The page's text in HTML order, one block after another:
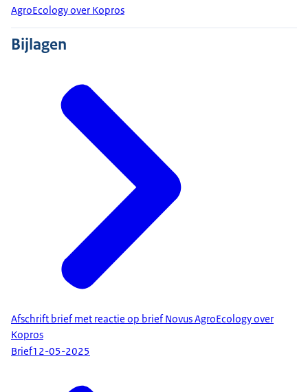
AgroEcology over Kopros
Bijlagen
Afschrift brief met reactie op brief Novus AgroEcology over
Kopros
Brief12-05-2025